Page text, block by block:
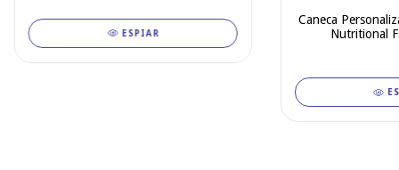
ESPIAR
Caneca
Nutritional